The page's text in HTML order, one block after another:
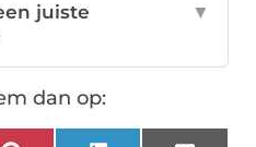
juiste
▼
dan op: